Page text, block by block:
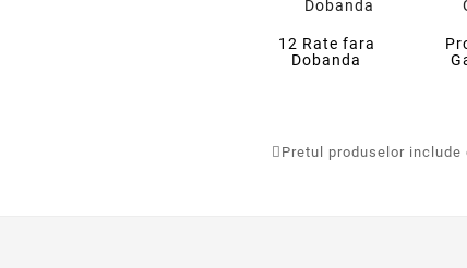
12 Rate fara
Dobanda
Pretul produselor